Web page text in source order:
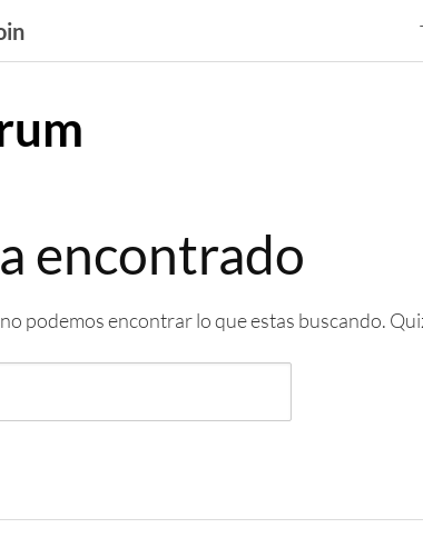
encontrado
podemos encontrar lo que estas buscando.